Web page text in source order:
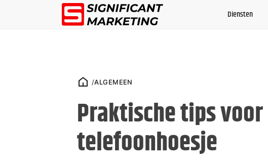
Diensten
/ALGEMEEN
Praktische tips
telefoonhoesje